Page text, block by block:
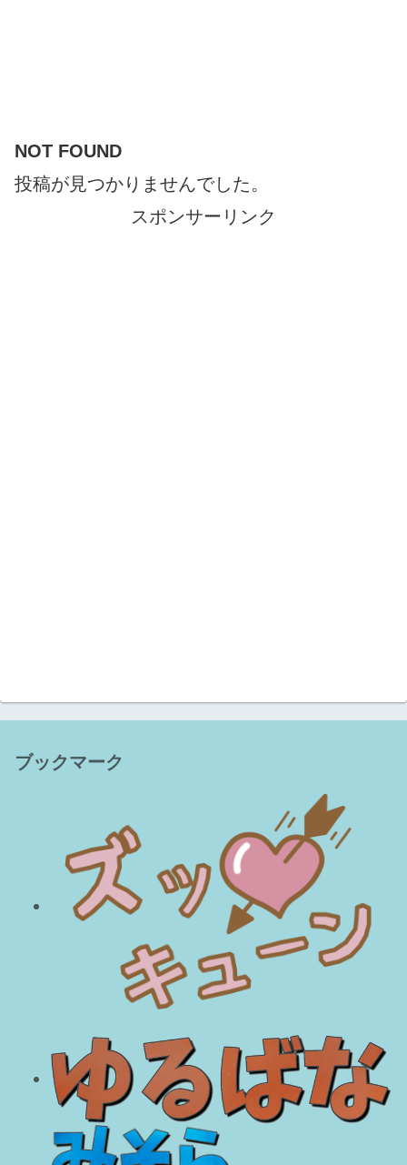
NOT FOUND
投稿が見つかりませんでした。
スポンサーリンク
ブックマーク